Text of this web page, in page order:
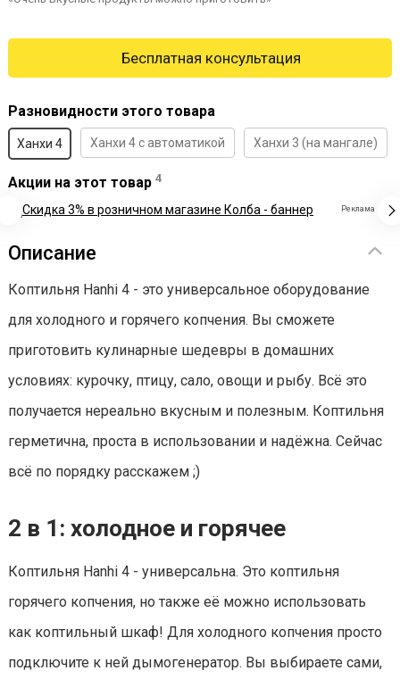
веранда,балкон»
Бесплатная консультация
Разновидности этого товара
Ханхи 4 Ханхи 4 с автоматикой Ханхи 3 (на мангале)
Акции на этот товар 4
Реклама
Описание
Коптильня Hanhi 4 - это универсальное оборудование
для холодного и горячего копчения. Вы сможете
приготовить кулинарные шедевры в домашних
условиях: курочку, птицу, сало, овощи и рыбу. Всё это
получается нереально вкусным и полезным. Коптильня
герметична, проста в использовании и надёжна. Сейчас
всё по порядку расскажем ;)
2 в 1: холодное и горячее
Коптильня Hanhi 4 - универсальна. Это коптильня
горячего копчения, но также её можно использовать
как коптильный шкаф! Для холодного копчения просто
подключите к ней дымогенератор. Вы выбираете сами,